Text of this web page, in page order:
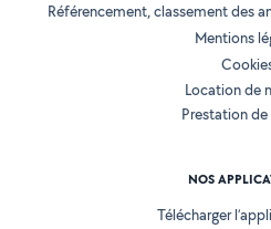
Référencement, classement des
Mentions
Location de
Prestation de
NOS
Télécharger